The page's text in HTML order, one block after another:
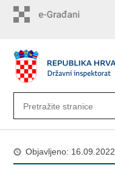
Objavljeno: 16.09.2022.